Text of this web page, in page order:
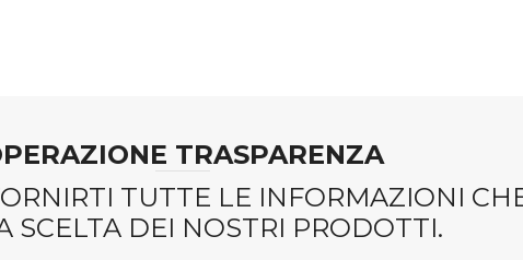
TRASPARENZA
TUTTE LE INFORMAZIONI
SCELTA DEI NOSTRI PRODOTTI.